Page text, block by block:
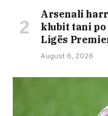
Arsenali
klubit tani
Ligës
August 6, 2026